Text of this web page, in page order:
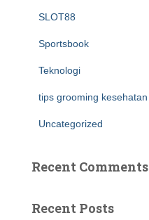
SLOT88
Sportsbook
Teknologi
tips grooming kesehatan
Uncategorized
Recent Comments
Recent Posts